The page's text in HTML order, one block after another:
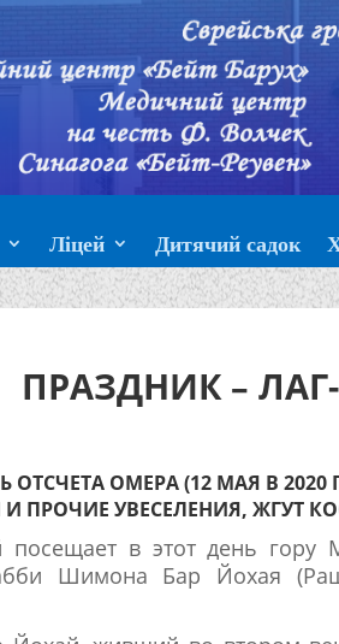
Ліцей Дитячий садок
ПРАЗДНИК –
ОТСЧЕТА ОМЕРА (12 МАЯ В
ПРОЧИЕ УВЕСЕЛЕНИЯ, ЖГУТ
в этот день гору
Шимона Бар Йохая